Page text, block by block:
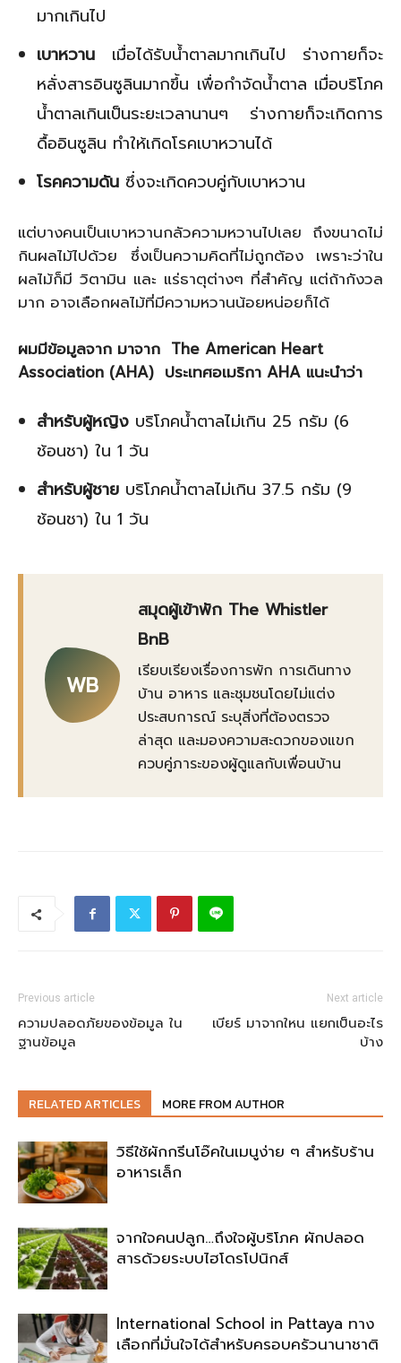
มากเกินไป
เบาหวาน เมื่อได้รับน้ำตาลมากเกินไป ร่างกายก็จะ
หลั่งสารอินซูลินมากขึ้น เพื่อกำจัดน้ำตาล เมื่อบริโภค
น้ำตาลเกินเป็นระยะเวลานานๆ ร่างกายก็จะเกิดการ
ดื้ออินซูลิน ทำให้เกิดโรคเบาหวานได้
โรคความดัน ซึ่งจะเกิดควบคู่กับเบาหวาน
แต่บางคนเป็นเบาหวานกลัวความหวานไปเลย ถึงขนาดไม่
กินผลไม้ไปด้วย ซึ่งเป็นความคิดที่ไม่ถูกต้อง เพราะว่าใน
ผลไม้ก็มี วิตามิน และ แร่ธาตุต่างๆ ที่สำคัญ แต่ถ้ากังวล
มาก อาจเลือกผลไม้ที่มีความหวานน้อยหน่อยก็ได้
ผมมีข้อมูลจาก มาจาก The American Heart
Association (AHA) ประเทศอเมริกา AHA แนะนำว่า
สำหรับผู้หญิง บริโภคน้ำตาลไม่เกิน 25 กรัม (6
ช้อนชา) ใน 1 วัน
สำหรับผู้ชาย บริโภคน้ำตาลไม่เกิน 37.5 กรัม (9
ช้อนชา) ใน 1 วัน
WB
สมุดผู้เข้าพัก The Whistler
BnB
เรียบเรียงเรื่องการพัก การเดินทาง
บ้าน อาหาร และชุมชนโดยไม่แต่ง
ประสบการณ์ ระบุสิ่งที่ต้องตรวจ
ล่าสุด และมองความสะดวกของแขก
ควบคู่ภาระของผู้ดูแลกับเพื่อนบ้าน
Previous article
ความปลอดภัยของข้อมูล ใน
ฐานข้อมูล
Next article
เบียร์ มาจากใหน แยกเป็นอะไร
บ้าง
RELATED ARTICLES MORE FROM AUTHOR
วิธีใช้ผักกรีนโอ๊คในเมนูง่าย ๆ สำหรับร้าน
อาหารเล็ก
จากใจคนปลูก…ถึงใจผู้บริโภค ผักปลอด
สารด้วยระบบไฮโดรโปนิกส์
International School in Pattaya ทาง
เลือกที่มั่นใจได้สำหรับครอบครัวนานาชาติ